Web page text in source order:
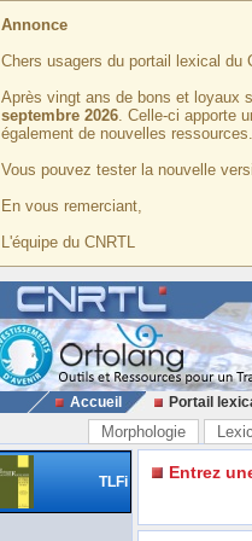
Annonce
Chers usagers du portail lexical du
Après vingt ans de bons et loyaux
septembre 2026. Celle-ci apporte
également de nouvelles ressources.
Vous pouvez tester la nouvelle
En vous remerciant,
L'équipe du CNRTL
Accueil Portail
Morphologie
TLFi Entrez